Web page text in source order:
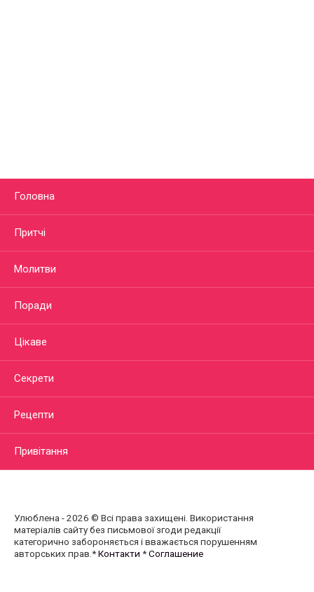
Головна
Притчі
Молитви
Поради
Цікаве
Секрети
Рецепти
Привітання
Улюблена - 2026 © Всі права захищені. Використання
матеріалів сайту без письмової згоди редакції
категорично забороняється і вважається порушенням
авторських прав.*Контакти *Соглашение